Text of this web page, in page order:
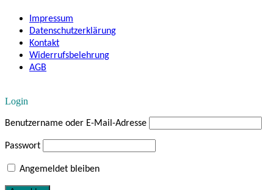
Impressum
Datenschutzerklärung
Kontakt
Widerrufsbelehrung
AGB
Login
Benutzername oder E-Mail-Adresse
Passwort
Angemeldet bleiben